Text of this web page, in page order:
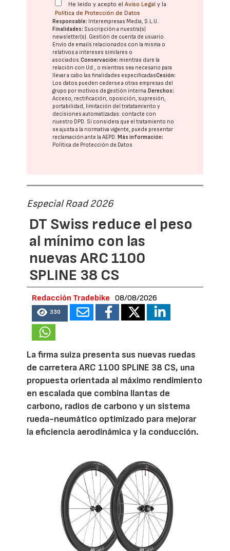
He leído y acepto elAviso Legal y la
Política de Protección de Datos
Responsable: Interempresas Media, S.L.U.
Finalidades: Suscripción a nuestra(s)
newsletter(s). Gestión de cuenta de usuario.
Envío de emails relacionados con la misma o
relativos a intereses similares o
asociados.Conservación: mientras dure la
relación con Ud., o mientras sea necesario para
llevar a cabo las finalidades especificadasCesión:
Los datos pueden cederse a otras empresas del
grupo por motivos de gestión interna. Derechos:
Acceso, rectificación, oposición, supresión,
portabilidad, limitación del tratatamiento y
decisiones automatizadas: contacte con
nuestro DPD. Si considera que el tratamiento no
se ajusta a la normativa vigente, puede presentar
reclamación ante laAEPD. Más información:
Política de Protección de Datos
Especial Road 2026
DT Swiss reduce el peso
al mínimo con las
nuevas ARC 1100
SPLINE 38 CS
Redacción Tradebike 08/08/2026
330
La firma suiza presenta sus nuevas ruedas
de carretera ARC 1100 SPLINE 38 CS, una
propuesta orientada al máximo rendimiento
en escalada que combina llantas de
carbono, radios de carbono y un sistema
rueda-neumático optimizado para mejorar
la eficiencia aerodinámica y la conducción.